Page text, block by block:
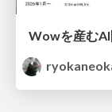
Wowを産むAI